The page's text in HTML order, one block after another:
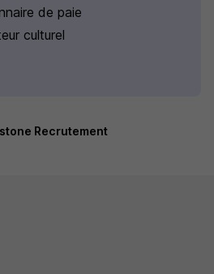
de paie
culturel
Recrutement